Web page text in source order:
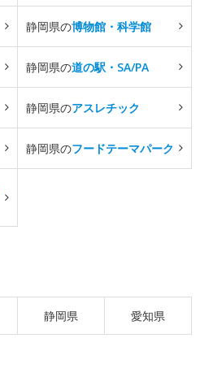
静岡県の博物館・科学館
静岡県の道の駅・SA/PA
静岡県のアスレチック
静岡県のフードテーマパーク
静岡県 愛知県